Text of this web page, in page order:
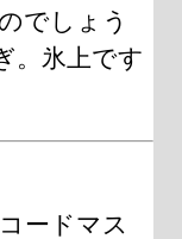
でしょう
。氷上です
ードマス